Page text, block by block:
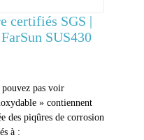
certifiés SGS |
SUS430
pas voir
» contiennent
des piqûres de corrosion
à :